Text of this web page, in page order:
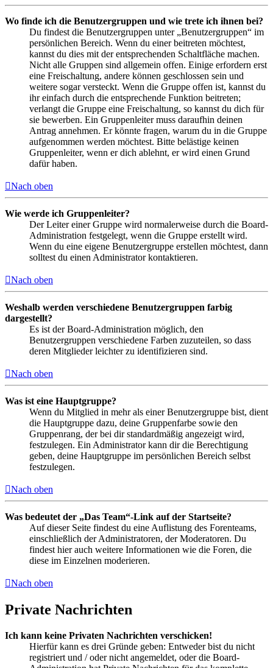
Wo finde ich die Benutzergruppen und wie trete ich ihnen bei?
Du findest die Benutzergruppen unter „Benutzergruppen“ im
persönlichen Bereich. Wenn du einer beitreten möchtest,
kannst du dies mit der entsprechenden Schaltfläche machen.
Nicht alle Gruppen sind allgemein offen. Einige erfordern erst
eine Freischaltung, andere können geschlossen sein und
weitere sogar versteckt. Wenn die Gruppe offen ist, kannst du
ihr einfach durch die entsprechende Funktion beitreten;
verlangt die Gruppe eine Freischaltung, so kannst du dich für
sie bewerben. Ein Gruppenleiter muss daraufhin deinen
Antrag annehmen. Er könnte fragen, warum du in die Gruppe
aufgenommen werden möchtest. Bitte belästige keinen
Gruppenleiter, wenn er dich ablehnt, er wird einen Grund
dafür haben.
Nach oben
Wie werde ich Gruppenleiter?
Der Leiter einer Gruppe wird normalerweise durch die Board-
Administration festgelegt, wenn die Gruppe erstellt wird.
Wenn du eine eigene Benutzergruppe erstellen möchtest, dann
solltest du einen Administrator kontaktieren.
Nach oben
Weshalb werden verschiedene Benutzergruppen farbig
dargestellt?
Es ist der Board-Administration möglich, den
Benutzergruppen verschiedene Farben zuzuteilen, so dass
deren Mitglieder leichter zu identifizieren sind.
Nach oben
Was ist eine Hauptgruppe?
Wenn du Mitglied in mehr als einer Benutzergruppe bist, dient
die Hauptgruppe dazu, deine Gruppenfarbe sowie den
Gruppenrang, der bei dir standardmäßig angezeigt wird,
festzulegen. Ein Administrator kann dir die Berechtigung
geben, deine Hauptgruppe im persönlichen Bereich selbst
festzulegen.
Nach oben
Was bedeutet der „Das Team“-Link auf der Startseite?
Auf dieser Seite findest du eine Auflistung des Forenteams,
einschließlich der Administratoren, der Moderatoren. Du
findest hier auch weitere Informationen wie die Foren, die
diese im Einzelnen moderieren.
Nach oben
Private Nachrichten
Ich kann keine Privaten Nachrichten verschicken!
Hierfür kann es drei Gründe geben: Entweder bist du nicht
registriert und / oder nicht angemeldet, oder die Board-